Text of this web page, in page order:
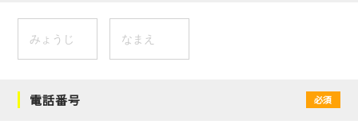
電話番号 必須